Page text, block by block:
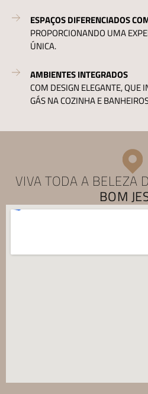
ESPAÇOS DIFERENCIADOS
PROPORCIONANDO UMA
ÚNICA.
AMBIENTES INTEGRADOS
COM DESIGN ELEGANTE, QUE
GÁS NA COZINHA E
VIVA TODA A BELEZA
BOM